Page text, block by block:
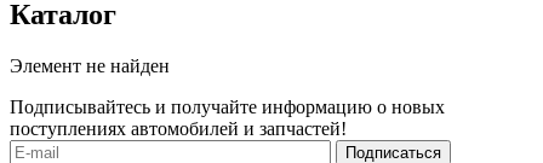
Каталог
Элемент не найден
Подписывайтесь и получайте информацию о новых
поступлениях автомобилей и запчастей!